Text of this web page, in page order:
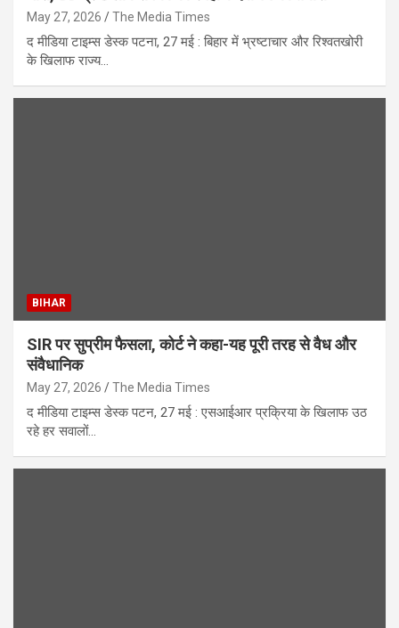
May 27, 2026 The Media Times
द मीडिया टाइम्स डेस्क पटना, 27 मई : बिहार में भ्रष्टाचार और रिश्वतखोरी
के खिलाफ राज्य…
BIHAR
SIR पर सुप्रीम फैसला, कोर्ट ने कहा-यह पूरी तरह से वैध और
संवैधानिक
May 27, 2026 The Media Times
द मीडिया टाइम्स डेस्क पटन, 27 मई : एसआईआर प्रक्रिया के खिलाफ उठ
रहे हर सवालों…